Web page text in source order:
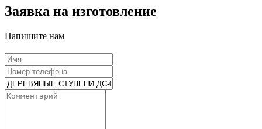
Заявка на изготовление
Напишите нам